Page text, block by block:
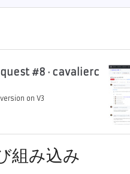
#8 · cavalierc
on V3
組み込み